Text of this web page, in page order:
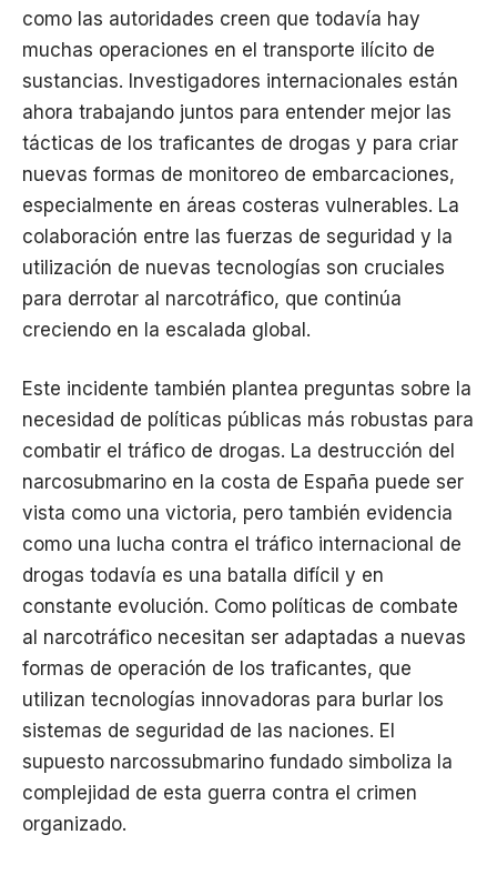
como las autoridades creen que todavía hay
muchas operaciones en el transporte ilícito de
sustancias. Investigadores internacionales están
ahora trabajando juntos para entender mejor las
tácticas de los traficantes de drogas y para criar
nuevas formas de monitoreo de embarcaciones,
especialmente en áreas costeras vulnerables. La
colaboración entre las fuerzas de seguridad y la
utilización de nuevas tecnologías son cruciales
para derrotar al narcotráfico, que continúa
creciendo en la escalada global.
Este incidente también plantea preguntas sobre la
necesidad de políticas públicas más robustas para
combatir el tráfico de drogas. La destrucción del
narcosubmarino en la costa de España puede ser
vista como una victoria, pero también evidencia
como una lucha contra el tráfico internacional de
drogas todavía es una batalla difícil y en
constante evolución. Como políticas de combate
al narcotráfico necesitan ser adaptadas a nuevas
formas de operación de los traficantes, que
utilizan tecnologías innovadoras para burlar los
sistemas de seguridad de las naciones. El
supuesto narcossubmarino fundado simboliza la
complejidad de esta guerra contra el crimen
organizado.